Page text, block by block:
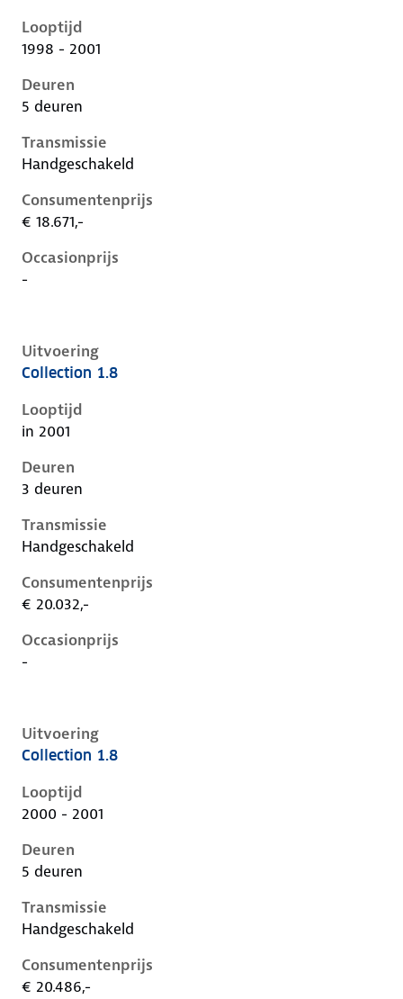
Looptijd
1998 - 2001
Deuren
5 deuren
Transmissie
Handgeschakeld
Consumentenprijs
€ 18.671,-
Occasionprijs
-
Uitvoering
Ford Focus i, 1.8, 85 kW, Benzine, 3 deuren
Collection 1.8
Looptijd
in 2001
Deuren
3 deuren
Transmissie
Handgeschakeld
Consumentenprijs
€ 20.032,-
Occasionprijs
-
Uitvoering
Ford Focus i, 1.8, 85 kW, Benzine, 5 deuren
Collection 1.8
Looptijd
2000 - 2001
Deuren
5 deuren
Transmissie
Handgeschakeld
Consumentenprijs
€ 20.486,-